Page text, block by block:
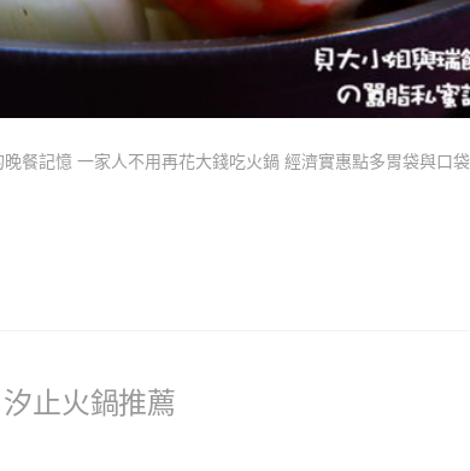
餐記憶 一家人不用再花大錢吃火鍋 經濟實惠點多胃袋與口
止火鍋推薦